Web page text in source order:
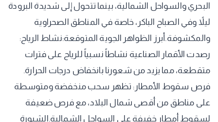
البحري والسواحل الشمالية، بينما تتحول إلى شديدة البرودة
ليلاً وفي الصباح الباكر، خاصة في المناطق الصحراوية
والمكشوفة. ​أبرز الظواهر الجوية المتوقعة: ​نشاط الرياح:
رصدت الأقمار الصناعية نشاطاً نسبياً للرياح على فترات
متقطعة، مما يزيد من شعورنا بانخفاض درجات الحرارة. ​
فرص سقوط الأمطار: تظهر سحب منخفضة ومتوسطة
على مناطق من أقصى شمال البلاد، مع فرص ضعيفة
لسقوط أمطار خفيفة على السواحل الشمالية. ​الشبورة